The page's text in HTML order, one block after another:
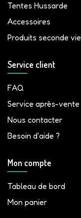
Tentes Hussarde
Accessoires
Produits seconde vie
Service client
FAQ
Service après-vente
Nous contacter
Besoin d'aide ?
Mon compte
Tableau de bord
Mon panier